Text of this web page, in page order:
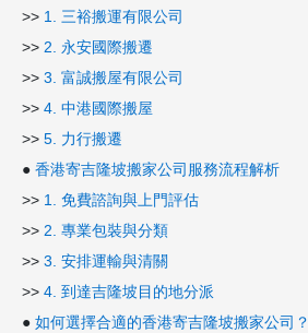
>> 1. 三裕搬運有限公司
>> 2. 永安國際搬遷
>> 3. 富誠搬屋有限公司
>> 4. 中港國際搬屋
>> 5. 力行搬遷
● 香港寄吉隆坡搬家公司服務流程解析
>> 1. 免費諮詢與上門評估
>> 2. 專業包裝與分類
>> 3. 安排運輸與清關
>> 4. 到達吉隆坡目的地分派
● 如何選擇合適的香港寄吉隆坡搬家公司？